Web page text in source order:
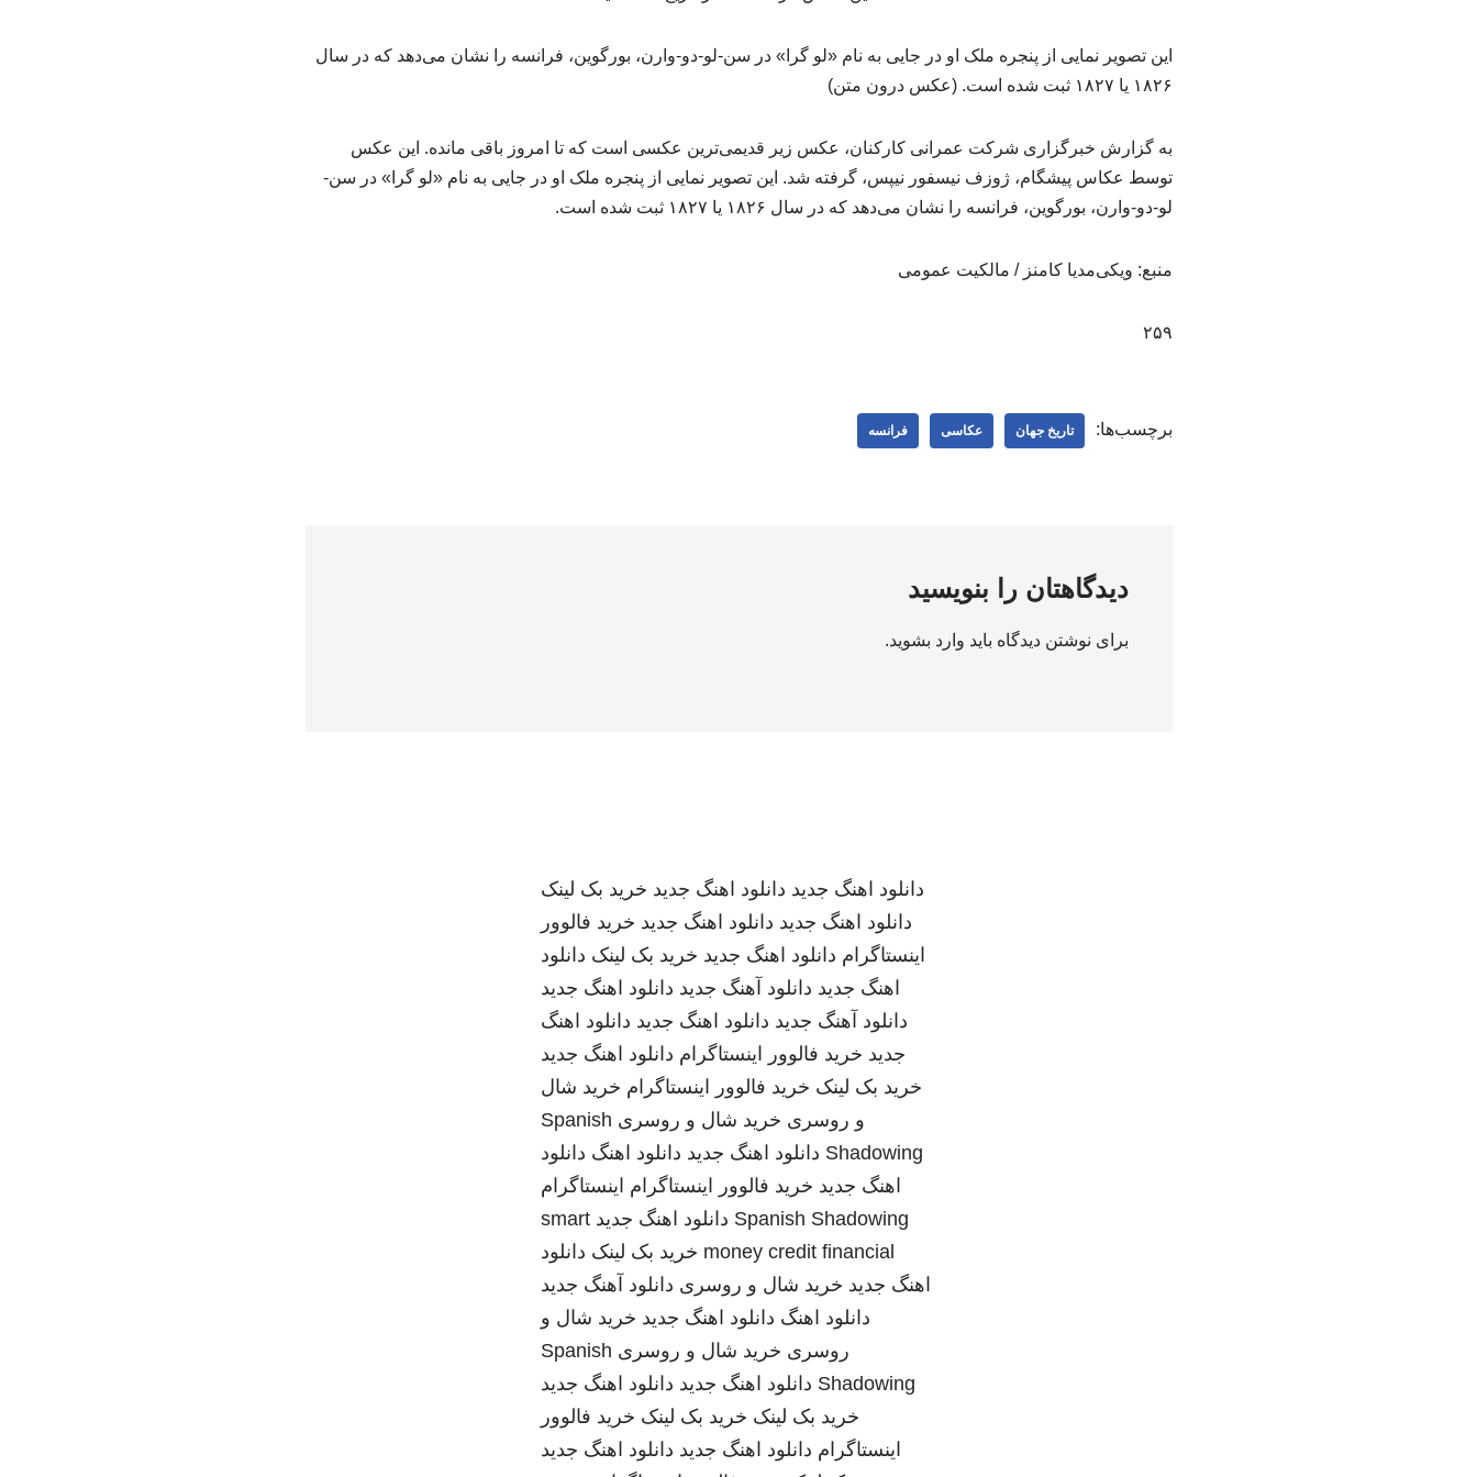
این تصویر نمایی از پنجره ملک او در جایی به نام «لو گرا» در سن-لو-دو-وارن، بورگوین، فرانسه را نشان می‌دهد که در سال
۱۸۲۶ یا ۱۸۲۷ ثبت شده است. (عکس درون متن)
به گزارش خبرگزاری شرکت عمرانی کارکنان، عکس زیر قدیمی‌ترین عکسی است که تا امروز باقی مانده. این عکس
توسط عکاس پیشگام، ژوزف نیسفور نیپس، گرفته شد. این تصویر نمایی از پنجره ملک او در جایی به نام «لو گرا» در سن-
لو-دو-وارن، بورگوین، فرانسه را نشان می‌دهد که در سال ۱۸۲۶ یا ۱۸۲۷ ثبت شده است.
منبع: ویکی‌مدیا کامنز / مالکیت عمومی
۲۵۹
برچسب‌ها: تاریخ جهان عکاسی فرانسه
دیدگاهتان را بنویسید
برای نوشتن دیدگاه باید وارد بشوید.
دانلود اهنگ جدید دانلود اهنگ جدید خرید بک لینک
دانلود اهنگ جدید دانلود اهنگ جدید خرید فالوور
اینستاگرام دانلود اهنگ جدید خرید بک لینک دانلود
اهنگ جدید دانلود آهنگ جدید دانلود اهنگ جدید
دانلود آهنگ جدید دانلود اهنگ جدید دانلود اهنگ
جدید خرید فالوور اینستاگرام دانلود اهنگ جدید
خرید بک لینک خرید فالوور اینستاگرام خرید شال
و روسری خرید شال و روسری Spanish
Shadowing دانلود اهنگ جدید دانلود اهنگ دانلود
اهنگ جدید خرید فالوور اینستاگرام اینستاگرام
Spanish Shadowing دانلود اهنگ جدید smart
money credit financial خرید بک لینک دانلود
اهنگ جدید خرید شال و روسری دانلود آهنگ جدید
دانلود اهنگ دانلود اهنگ جدید خرید شال و
روسری خرید شال و روسری Spanish
Shadowing دانلود اهنگ جدید دانلود اهنگ جدید
خرید بک لینک خرید بک لینک خرید فالوور
اینستاگرام دانلود اهنگ جدید دانلود اهنگ جدید